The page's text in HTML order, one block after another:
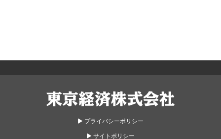
▶︎ プライバシーポリシー
▶︎ サイトポリシー